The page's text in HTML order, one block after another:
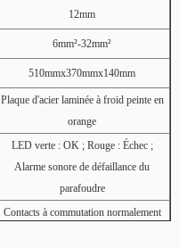
12mm
6mm²-32mm²
510mmx370mmx140mm
Plaque d'acier laminée à froid peinte en
orange
LED verte : OK ; Rouge : Échec ;
Alarme sonore de défaillance du
parafoudre
Contacts à commutation normalement